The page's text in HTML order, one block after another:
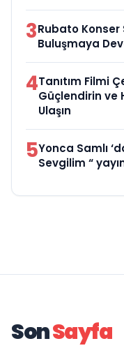
3Rubato Konser
Buluşmaya
4Tanıtım Filmi
Güçlendirin ve
Ulaşın
5Yonca Samlı
Sevgilim “
SonSayfa